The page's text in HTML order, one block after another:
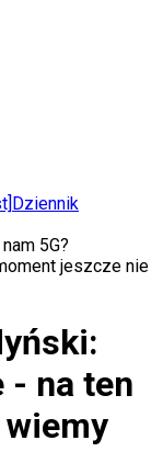
Dziennik
5G?
jeszcze nie
- na ten